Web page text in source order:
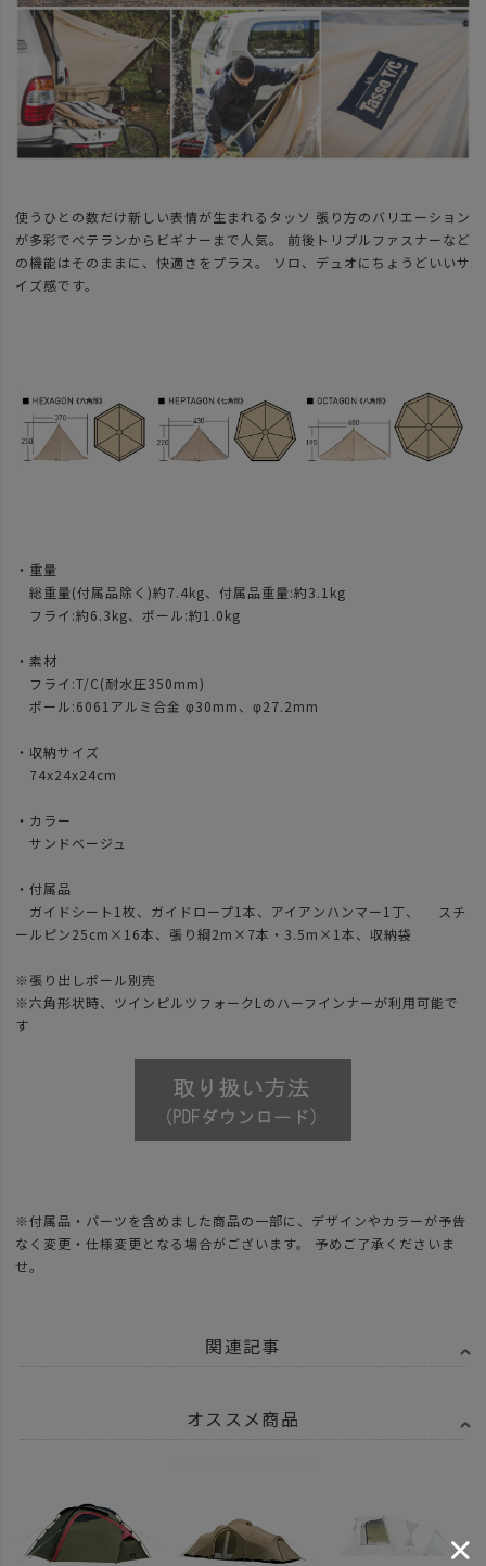
使うひとの数だけ新しい表情が生まれるタッソ 張り方のバリエーション
が多彩でベテランからビギナーまで人気。 前後トリプルファスナーなど
の機能はそのままに、快適さをプラス。 ソロ、デュオにちょうどいいサ
イズ感です。
・重量
総重量(付属品除く)約7.4kg、付属品重量:約3.1kg
フライ:約6.3kg、ポール:約1.0kg
・素材
フライ:T/C(耐水圧350mm)
ポール:6061アルミ合金 φ30mm、φ27.2mm
・収納サイズ
74x24x24cm
・カラー
サンドベージュ
・付属品
ガイドシート1枚、ガイドロープ1本、アイアンハンマー1丁、 スチ
ールピン25cm×16本、張り綱2m×7本・3.5m×1本、収納袋
※張り出しポール別売
※六角形状時、ツインピルツフォークLのハーフインナーが利用可能で
す
※付属品・パーツを含めました商品の一部に、デザインやカラーが予告
なく変更・仕様変更となる場合がございます。 予めご了承くださいま
せ。
関連記事
オススメ商品